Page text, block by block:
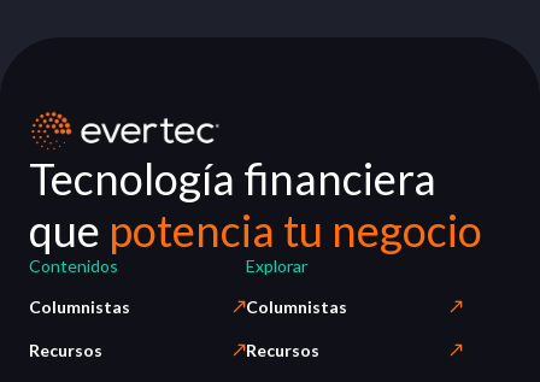
Tecnología financiera
que potencia tu negocio
Contenidos
Columnistas
Recursos
Explorar
Columnistas
Recursos